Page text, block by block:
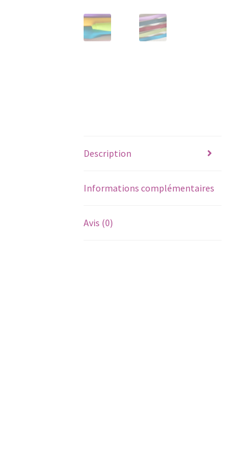
Description
Informations complémentaires
Avis (0)